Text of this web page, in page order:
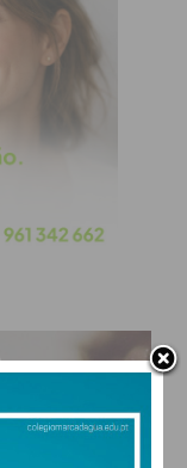
termos e
clear sky
48% humidade